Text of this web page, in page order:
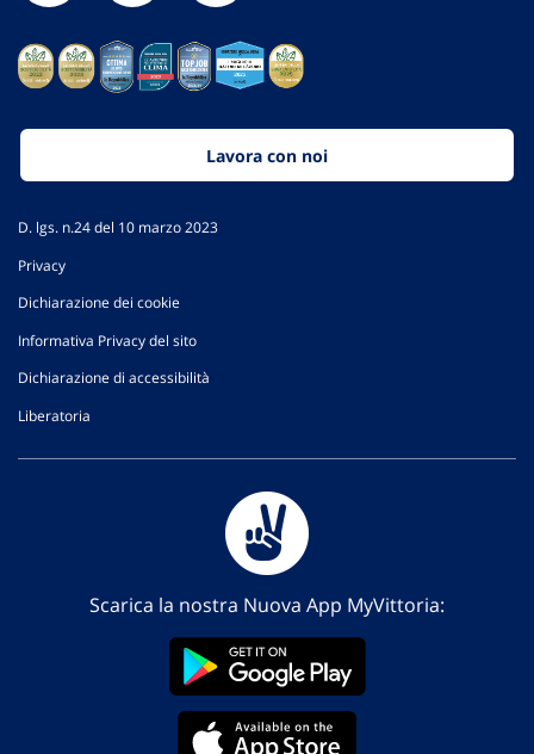
Lavora con noi
D. lgs. n.24 del 10 marzo 2023
Privacy
Dichiarazione dei cookie
Informativa Privacy del sito
Dichiarazione di accessibilità
Liberatoria
Scarica la nostra Nuova App MyVittoria: